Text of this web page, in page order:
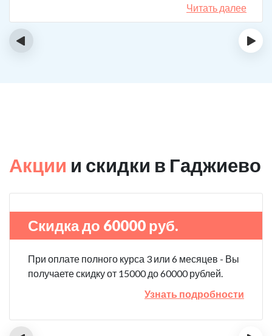
лечения, но мысли о коксе не прошли. Сейчас хожу на
курсы анонимных наркоманов, делаю все, чтобы
Читать далее
‹ ›
Акции и скидки в Гаджиево
Скидка до 60000 руб.
При оплате полного курса 3 или 6 месяцев - Вы
получаете скидку от 15000 до 60000 рублей.
Узнать подробности